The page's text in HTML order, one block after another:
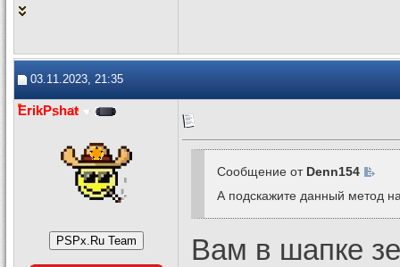
03.11.2023, 21:35
ErikPshat
Сообщение от Denn154
А подскажите данный метод
Вам в шапке